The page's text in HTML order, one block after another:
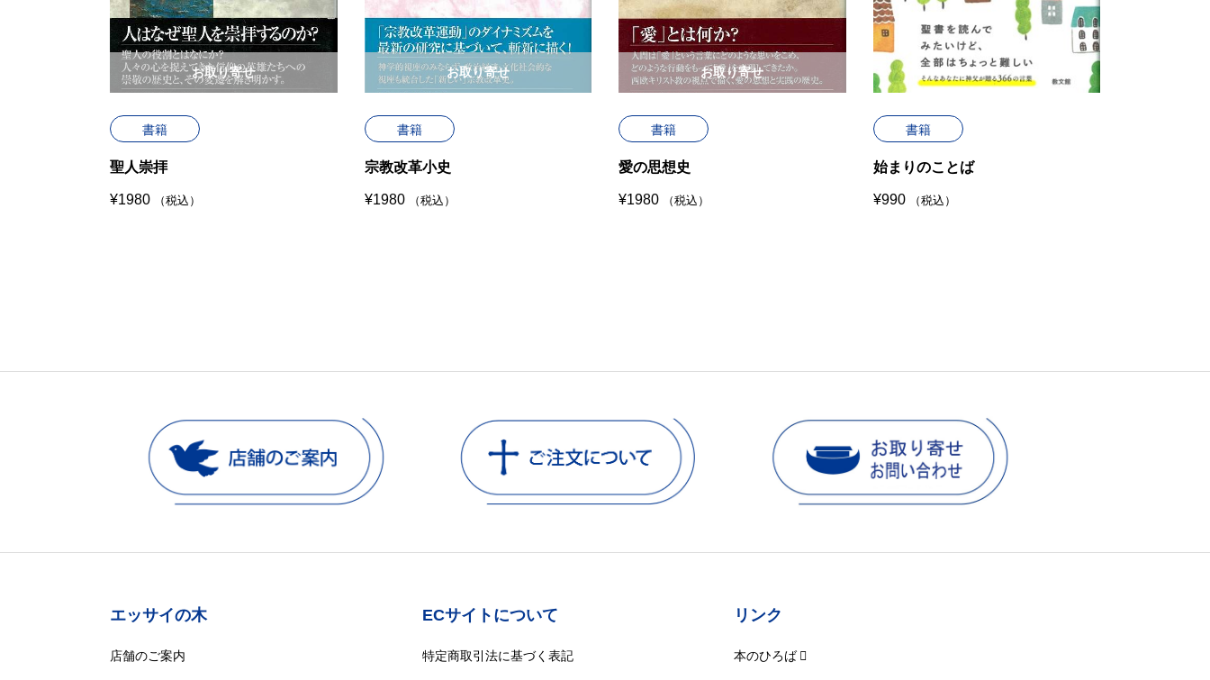
書籍
聖人崇拝
¥1980 （税込）
お取り寄せ
書籍
宗教改革小史
¥1980 （税込）
お取り寄せ
書籍
愛の思想史
¥1980 （税込）
お取り寄せ
書籍
始まりのことば
¥990 （税込）
エッサイの木
店舗のご案内
ECサイトについて
特定商取引法に基づく表記
リンク
本のひろば